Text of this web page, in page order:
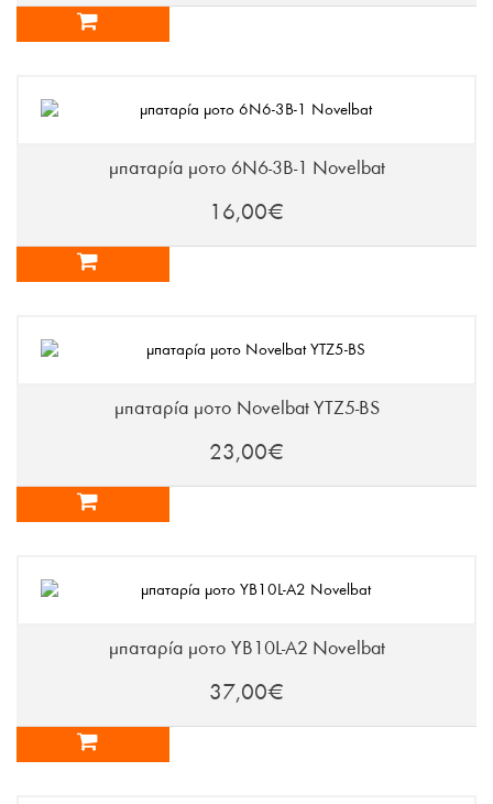
μπαταρία μοτο 6N6-3B-1 Novelbat
16,00€
μπαταρία μοτο Novelbat YTZ5-BS
23,00€
μπαταρία μοτο YB10L-A2 Novelbat
37,00€